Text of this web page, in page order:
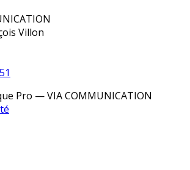
Villon
Pro — VIA COMMUNICATION